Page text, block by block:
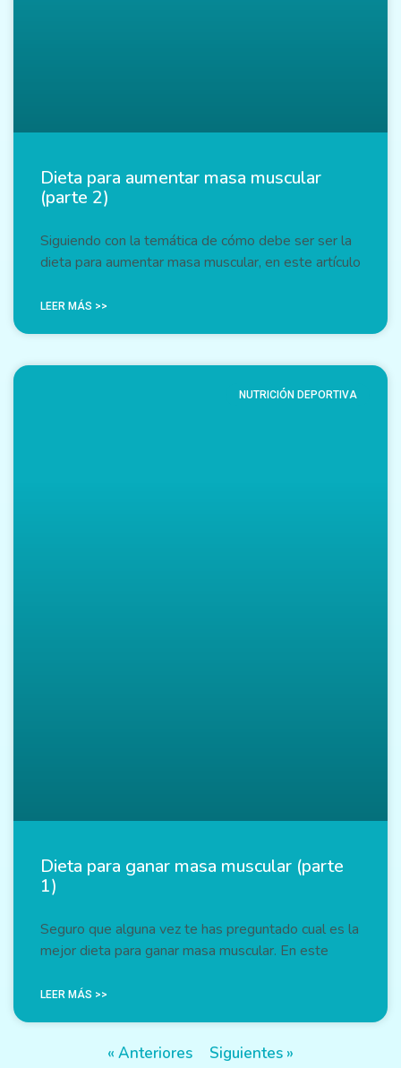
Dieta para aumentar masa muscular
(parte 2)
Siguiendo con la temática de cómo debe ser ser la
dieta para aumentar masa muscular, en este artículo
LEER MÁS >>
NUTRICIÓN DEPORTIVA
Dieta para ganar masa muscular (parte
1)
Seguro que alguna vez te has preguntado cual es la
mejor dieta para ganar masa muscular. En este
LEER MÁS >>
« Anteriores Siguientes »